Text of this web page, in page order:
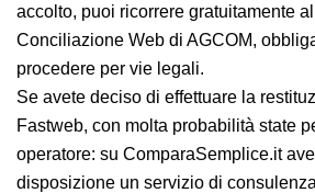
accolto, puoi ricorrere gratuitamente
Conciliazione Web di AGCOM,
procedere per vie legali.
Se avete deciso di effettuare la
Fastweb, con molta probabilità state
operatore: su ComparaSemplice.it
disposizione un servizio di